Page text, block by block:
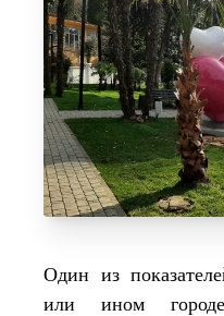
Один из
или ином